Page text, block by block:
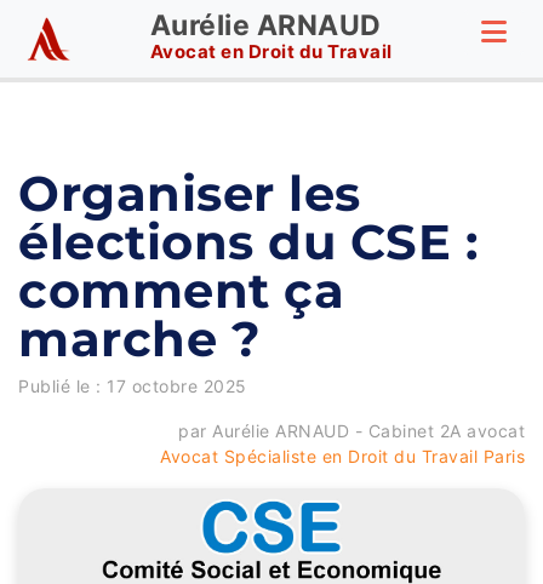
Aurélie ARNAUD
Avocat en Droit du Travail
Organiser les
élections du CSE :
comment ça
marche ?
Publié le : 17 octobre 2025
par Aurélie ARNAUD - Cabinet 2A avocat
Avocat Spécialiste en Droit du Travail Paris